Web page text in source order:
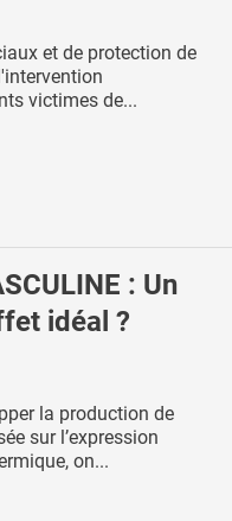
et de protection de
victimes de...
: Un
idéal ?
la production de
sur l’expression
on...